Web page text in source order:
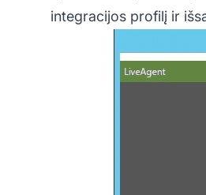
integracijos profilį ir